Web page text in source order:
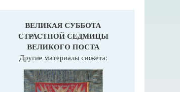
ВЕЛИКАЯ СУББОТА
СТРАСТНОЙ СЕДМИЦЫ
ВЕЛИКОГО ПОСТА
Другие материалы сюжета: